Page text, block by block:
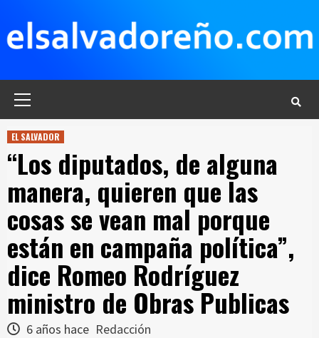
contenido
EL SALVADOR
“Los diputados, de alguna
manera, quieren que las
cosas se vean mal porque
están en campaña política”,
dice Romeo Rodríguez
ministro de Obras Publicas
6 años hace Redacción